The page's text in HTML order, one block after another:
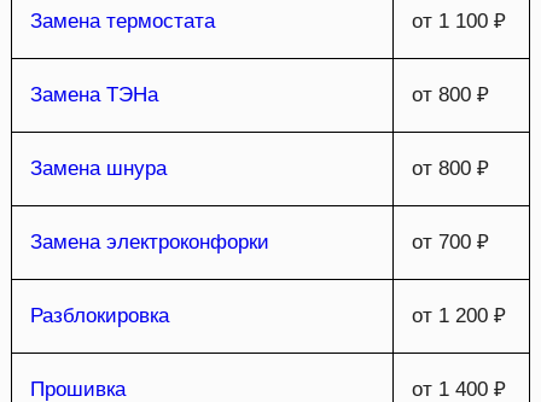
Замена термостата от 1 100 ₽
Замена ТЭНа от 800 ₽
Замена шнура от 800 ₽
Замена электроконфорки от 700 ₽
Разблокировка от 1 200 ₽
Прошивка от 1 400 ₽